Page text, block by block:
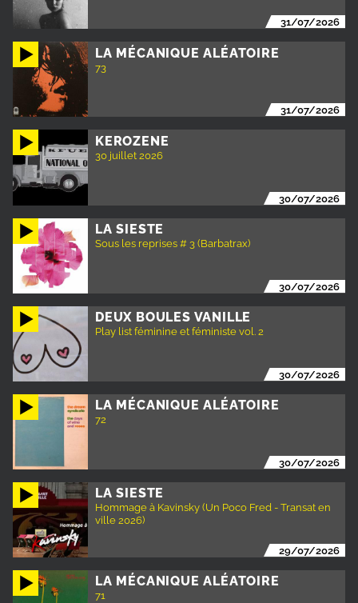
31/07/2026
LA MÉCANIQUE ALÉATOIRE
73
31/07/2026
KEROZENE
30 juillet 2026
30/07/2026
LA SIESTE
Sous les reprises # 3 (Barbatrax)
30/07/2026
DEUX BOULES VANILLE
Play list féminine et féministe vol. 2
30/07/2026
LA MÉCANIQUE ALÉATOIRE
72
30/07/2026
LA SIESTE
Hommage à Kavinsky (Un Poco Fred - Transat en
ville 2026)
29/07/2026
LA MÉCANIQUE ALÉATOIRE
71